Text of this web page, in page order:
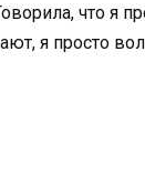
что я
я просто